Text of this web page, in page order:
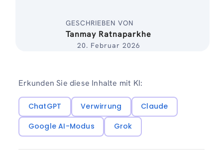
GESCHRIEBEN VON
Tanmay Ratnaparkhe
20. Februar 2026
Erkunden Sie diese Inhalte mit KI:
ChatGPT Verwirrung
Claude
Google AI-Modus
Grok